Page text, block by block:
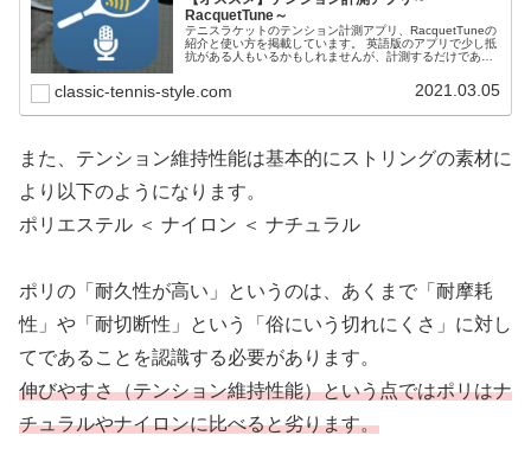
RacquetTune～
テニスラケットのテンション計測アプリ、RacquetTuneの
紹介と使い方を掲載しています。 英語版のアプリで少し抵
抗がある人もいるかもしれませんが、計測するだけであれ
classic-tennis-style.com 2021.03.05
また、テンション維持性能は基本的にストリングの素材に
より以下のようになります。
ポリエステル ＜ ナイロン ＜ ナチュラル
ポリの「耐久性が高い」というのは、あくまで「耐摩耗
性」や「耐切断性」という「俗にいう切れにくさ」に対し
てであることを認識する必要があります。
伸びやすさ（テンション維持性能）という点ではポリはナ
チュラルやナイロンに比べると劣ります。